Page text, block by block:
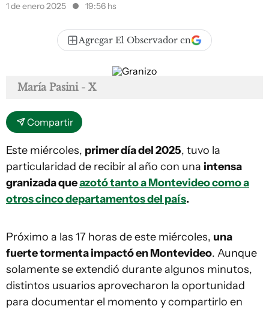
1 de enero 2025 19:56 hs
Agregar El Observador en
María Pasini - X
Compartir
Este miércoles, primer día del 2025, tuvo la
particularidad de recibir al año con una intensa
granizada queazotó tanto a Montevideo como a
otros cinco departamentos del país.
Próximo a las 17 horas de este miércoles, una
fuerte tormenta impactó en Montevideo. Aunque
solamente se extendió durante algunos minutos,
distintos usuarios aprovecharon la oportunidad
para documentar el momento y compartirlo en